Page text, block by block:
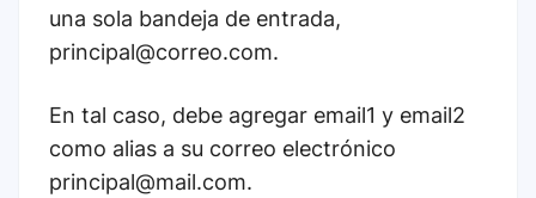
una sola bandeja de entrada,
principal@correo.com.
En tal caso, debe agregar email1 y email2
como alias a su correo electrónico
principal@mail.com.